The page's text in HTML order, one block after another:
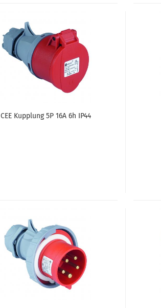
CEE Kupp­lung 5P 16A 6h IP44